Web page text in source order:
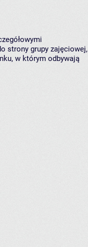
strony grupy zajęciowej,
w którym odbywają